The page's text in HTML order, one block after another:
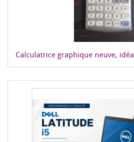
Calculatrice graphique neuve,